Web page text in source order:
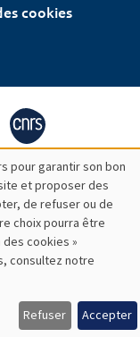
cookies
pour garantir son bon
et proposer des
de refuser ou de
choix pourra être
cookies »
consultez notre
Refuser Accepter